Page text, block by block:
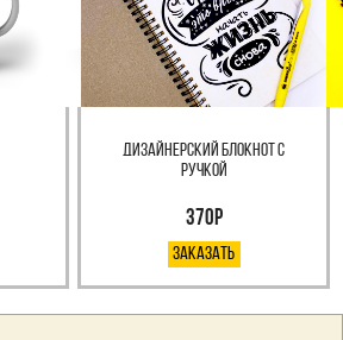
Дизайнерский блокнот с
ручкой
370Р
Заказать